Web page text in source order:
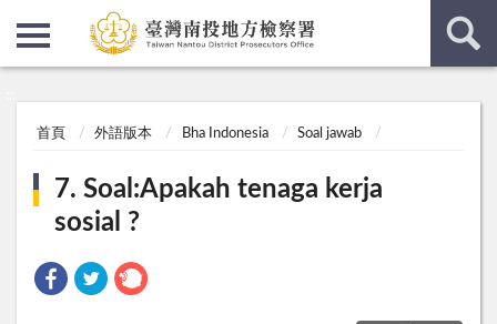
首頁 外語版本 Bha Indonesia Soal jawab
7. Soal:Apakah tenaga kerja
sosial ?